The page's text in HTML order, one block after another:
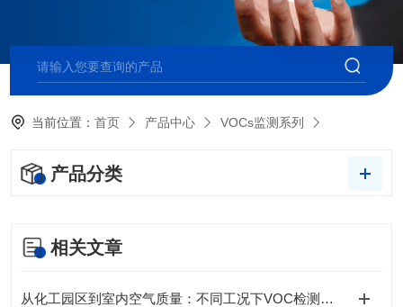
当前位置：首页 产品中心 VOCs监测系列
产品分类
相关文章
从化工园区到室内空气质量：不同工况下VOC检测仪选型全解析